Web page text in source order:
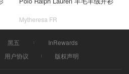
Mytheresa FR
黑五
InRewards
用户协议 版权声明